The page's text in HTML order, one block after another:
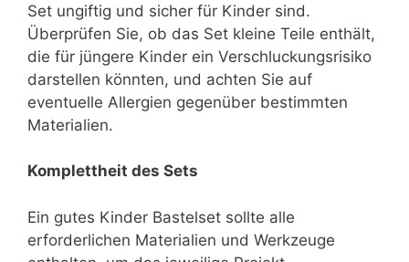
Set ungiftig und sicher für Kinder sind.
Überprüfen Sie, ob das Set kleine Teile enthält,
die für jüngere Kinder ein Verschluckungsrisiko
darstellen könnten, und achten Sie auf
eventuelle Allergien gegenüber bestimmten
Materialien.
Komplettheit des Sets
Ein gutes Kinder Bastelset sollte alle
erforderlichen Materialien und Werkzeuge